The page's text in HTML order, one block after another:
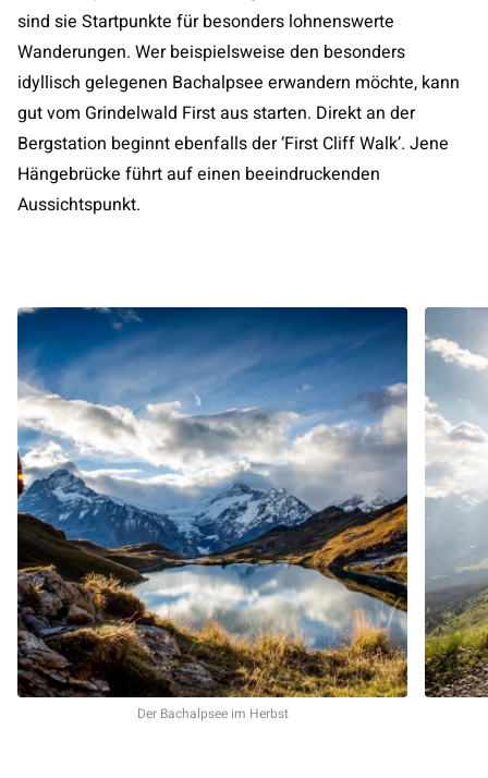
sind sie Startpunkte für besonders lohnenswerte
Wanderungen. Wer beispielsweise den besonders
idyllisch gelegenen Bachalpsee erwandern möchte, kann
gut vom Grindelwald First aus starten. Direkt an der
Bergstation beginnt ebenfalls der ‘First Cliff Walk’. Jene
Hängebrücke führt auf einen beeindruckenden
Aussichtspunkt.
Der Bachalpsee im Herbst